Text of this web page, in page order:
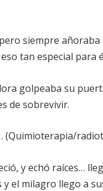
siempre añoraba
tan especial para
golpeaba su
de sobrevivir.
(Quimioterapia/
y echó raíces…
el milagro llego a